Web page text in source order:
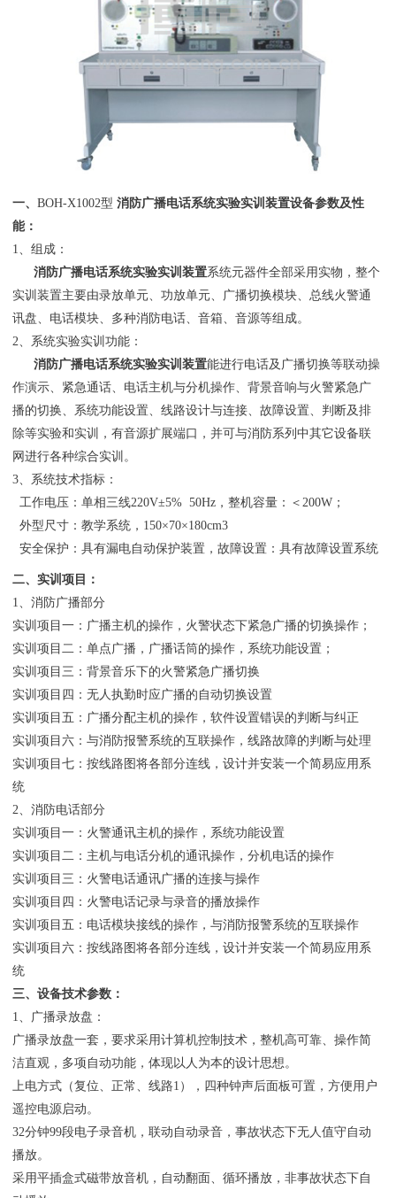
一、BOH-X1002型 消防广播电话系统实验实训装置设备参数及性
能：
1、组成：
消防广播电话系统实验实训装置系统元器件全部采用实物，整个
实训装置主要由录放单元、功放单元、广播切换模块、总线火警通
讯盘、电话模块、多种消防电话、音箱、音源等组成。
2、系统实验实训功能：
消防广播电话系统实验实训装置能进行电话及广播切换等联动操
作演示、紧急通话、电话主机与分机操作、背景音响与火警紧急广
播的切换、系统功能设置、线路设计与连接、故障设置、判断及排
除等实验和实训，有音源扩展端口，并可与消防系列中其它设备联
网进行各种综合实训。
3、系统技术指标：
工作电压：单相三线220V±5% 50Hz，整机容量：＜200W；
外型尺寸：教学系统，150×70×180cm3
安全保护：具有漏电自动保护装置，故障设置：具有故障设置系统
二、实训项目：
1、消防广播部分
实训项目一：广播主机的操作，火警状态下紧急广播的切换操作；
实训项目二：单点广播，广播话筒的操作，系统功能设置；
实训项目三：背景音乐下的火警紧急广播切换
实训项目四：无人执勤时应广播的自动切换设置
实训项目五：广播分配主机的操作，软件设置错误的判断与纠正
实训项目六：与消防报警系统的互联操作，线路故障的判断与处理
实训项目七：按线路图将各部分连线，设计并安装一个简易应用系
统
2、消防电话部分
实训项目一：火警通讯主机的操作，系统功能设置
实训项目二：主机与电话分机的通讯操作，分机电话的操作
实训项目三：火警电话通讯广播的连接与操作
实训项目四：火警电话记录与录音的播放操作
实训项目五：电话模块接线的操作，与消防报警系统的互联操作
实训项目六：按线路图将各部分连线，设计并安装一个简易应用系
统
三、设备技术参数：
1、广播录放盘：
广播录放盘一套，要求采用计算机控制技术，整机高可靠、操作简
洁直观，多项自动功能，体现以人为本的设计思想。
上电方式（复位、正常、线路1），四种钟声后面板可置，方便用户
遥控电源启动。
32分钟99段电子录音机，联动自动录音，事故状态下无人值守自动
播放。
采用平插盒式磁带放音机，自动翻面、循环播放，非事故状态下自